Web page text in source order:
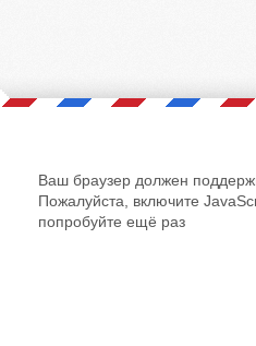
Ваш браузер должен
Пожалуйста, включите
попробуйте ещё раз